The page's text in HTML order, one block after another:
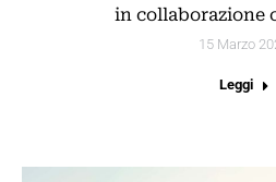
in collaborazione
15 Marzo
Leggi